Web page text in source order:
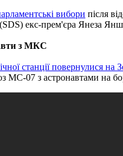
вибори після
(SDS) екс-прем'єра Янеза
з МКС
станції повернулися на
07 з астронавтами на